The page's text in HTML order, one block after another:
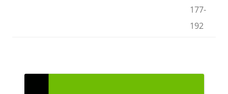
177-
192